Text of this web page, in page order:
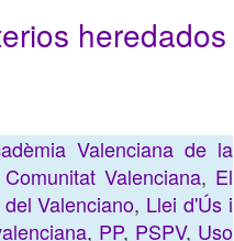
heredados
Valenciana de la
Comunitat Valenciana, El
Valenciano, Llei d'Ús i
, PP, PSPV, Uso